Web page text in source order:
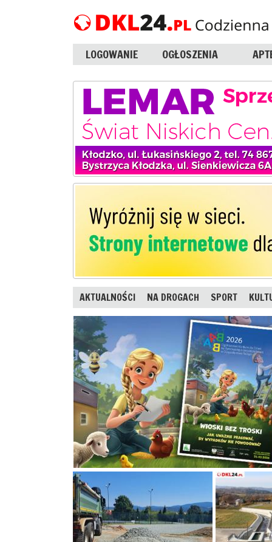
LOGOWANIE OGŁOSZENIA
AKTUALNOŚCI NA DROGACH SPORT